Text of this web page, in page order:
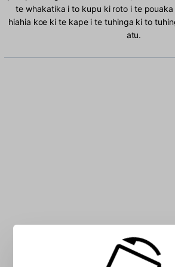
te whakatika i to kupu ki roto i te
hiahia koe ki te kape i te tuhinga ki to
atu.
Patohia nga tohu Albanian